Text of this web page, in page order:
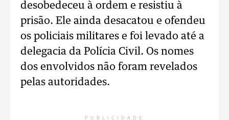
desobedeceu à ordem e resistiu à
prisão. Ele ainda desacatou e ofendeu
os policiais militares e foi levado até a
delegacia da Polícia Civil. Os nomes
dos envolvidos não foram revelados
pelas autoridades.
PUBLICIDADE